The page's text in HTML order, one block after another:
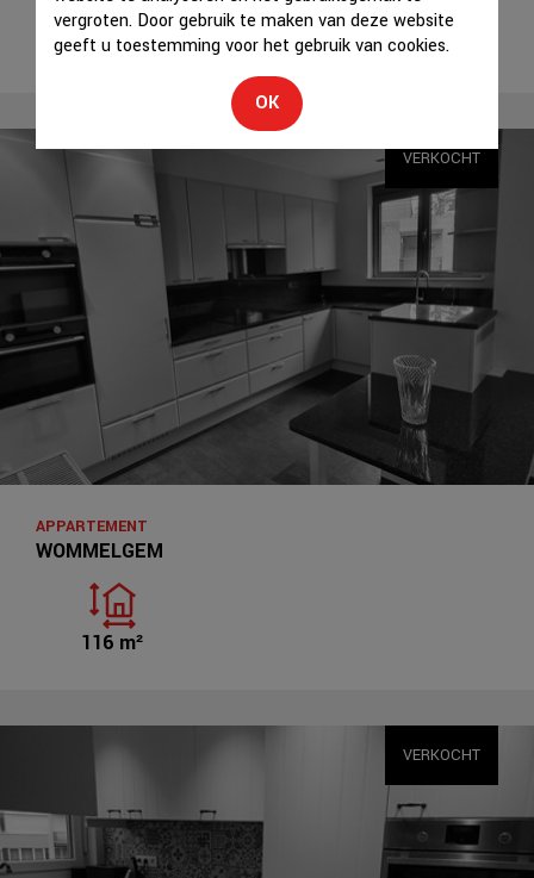
VERKOCHT
WOMMELGEM
APPARTEMENT
116 m²
VERKOCHT
vergroten. Door gebruik te maken van deze website
geeft u toestemming voor het gebruik van cookies.
OK